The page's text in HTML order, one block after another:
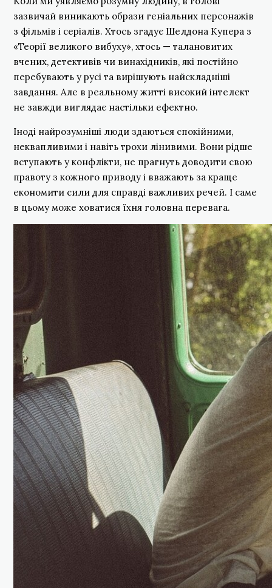
зазвичай виникають образи геніальних персонажів
з фільмів і серіалів. Хтось згадує Шелдона Купера з
«Теорії великого вибуху», хтось — талановитих
вчених, детективів чи винахідників, які постійно
перебувають у русі та вирішують найскладніші
завдання. Але в реальному житті високий інтелект
не завжди виглядає настільки ефектно.
Іноді найрозумніші люди здаються спокійними,
неквапливими і навіть трохи лінивими. Вони рідше
вступають у конфлікти, не прагнуть доводити свою
правоту з кожного приводу і вважають за краще
економити сили для справді важливих речей. І саме
в цьому може ховатися їхня головна перевага.